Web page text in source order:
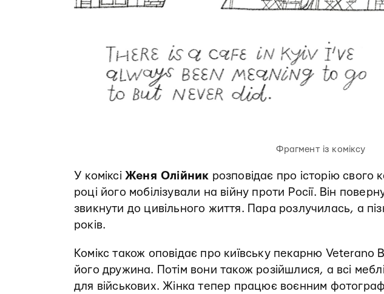
Фрагмент із коміксу
У коміксі Женя Олійник розповідає про історію
році його мобілізували на війну проти Росії. Він
звикнути до цивільного життя. Пара розлучилась, а
років.
Комікс також оповідає про київську пекарню Veterano
його дружина. Потім вони також розійшлися, а всі
для військових. Жінка тепер працює воєнним